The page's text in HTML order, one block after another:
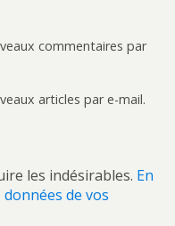
commentaires par
articles par e-mail.
les indésirables. En
de vos